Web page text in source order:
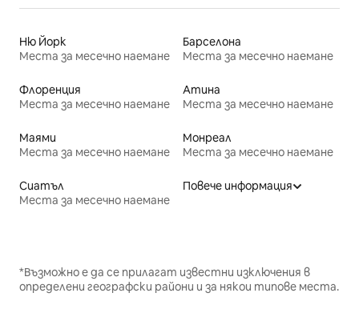
Ню Йорк
Места за месечно наемане
Барселона
Места за месечно наемане
Флоренция
Места за месечно наемане
Атина
Места за месечно наемане
Маями
Места за месечно наемане
Монреал
Места за месечно наемане
Сиатъл
Места за месечно наемане
Повече информация
*Възможно е да се прилагат известни изключения в
определени географски райони и за някои типове места.